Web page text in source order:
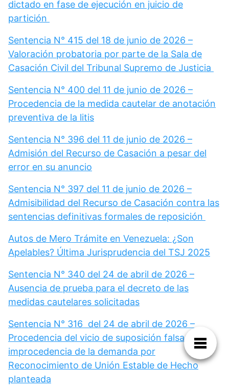
dictado en fase de ejecución en juicio de
partición
Sentencia N° 415 del 18 de junio de 2026 –
Valoración probatoria por parte de la Sala de
Casación Civil del Tribunal Supremo de Justicia
Sentencia N° 400 del 11 de junio de 2026 –
Procedencia de la medida cautelar de anotación
preventiva de la litis
Sentencia N° 396 del 11 de junio de 2026 –
Admisión del Recurso de Casación a pesar del
error en su anuncio
Sentencia N° 397 del 11 de junio de 2026 –
Admisibilidad del Recurso de Casación contra las
sentencias definitivas formales de reposición
Autos de Mero Trámite en Venezuela: ¿Son
Apelables? Última Jurisprudencia del TSJ 2025
Sentencia N° 340 del 24 de abril de 2026 –
Ausencia de prueba para el decreto de las
medidas cautelares solicitadas
Sentencia N° 316 del 24 de abril de 2026 –
Procedencia del vicio de suposición falsa e
improcedencia de la demanda por
Reconocimiento de Unión Estable de Hecho
planteada